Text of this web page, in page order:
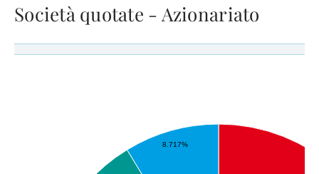
Società quotate - Azionariato
8.717%